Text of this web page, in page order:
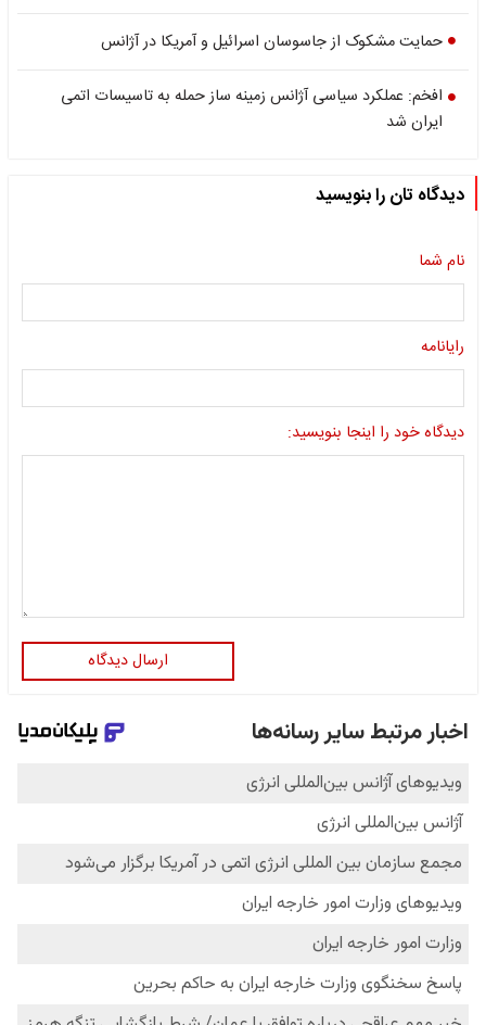
حمایت مشکوک از جاسوسان اسرائیل و آمریکا در آژانس
افخم: عملکرد سیاسی آژانس زمینه ساز حمله به تاسیسات اتمی
ایران شد
دیدگاه تان را بنویسید
نام شما
رایانامه
دیدگاه خود را اینجا بنویسید:
ارسال دیدگاه